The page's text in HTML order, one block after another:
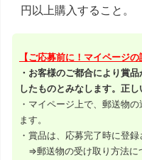
円以上購入すること。
【ご応募前に！マイページ
・お客様のご都合により賞
したものとみなします。正
・マイページ上で、郵送物
ます。
・賞品は、応募完了時に登
⇒郵送物の受け取り方法に